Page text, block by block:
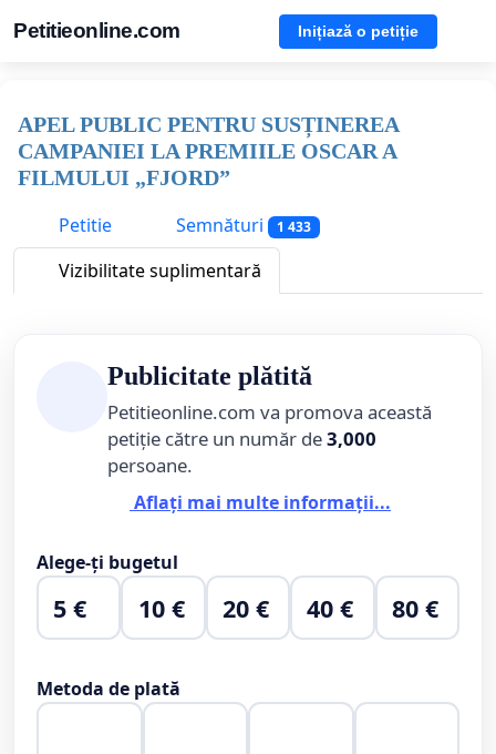
Petitieonline.com Inițiază o petiție
APEL PUBLIC PENTRU SUSȚINEREA
CAMPANIEI LA PREMIILE OSCAR A
FILMULUI „FJORD”
Petitie
Semnături 1 433
Vizibilitate suplimentară
Publicitate plătită
Petitieonline.com va promova această
petiție către un număr de3,000
persoane.
Aflați mai multe informații...
Alege-ți bugetul
5 € 10 € 20 € 40 € 80 €
Metoda de plată